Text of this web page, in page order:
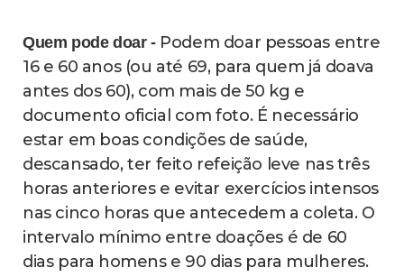
Quem pode doar - Podem doar pessoas entre
16 e 60 anos (ou até 69, para quem já doava
antes dos 60), com mais de 50 kg e
documento oficial com foto. É necessário
estar em boas condições de saúde,
descansado, ter feito refeição leve nas três
horas anteriores e evitar exercícios intensos
nas cinco horas que antecedem a coleta. O
intervalo mínimo entre doações é de 60
dias para homens e 90 dias para mulheres.